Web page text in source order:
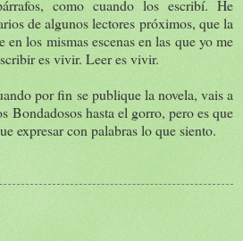
como cuando los escribí. He
de algunos lectores próximos, que la
en los mismas escenas en las que yo me
es vivir. Leer es vivir.
por fin se publique la novela, vais a
Bondadosos hasta el gorro, pero es que
expresar con palabras lo que siento.